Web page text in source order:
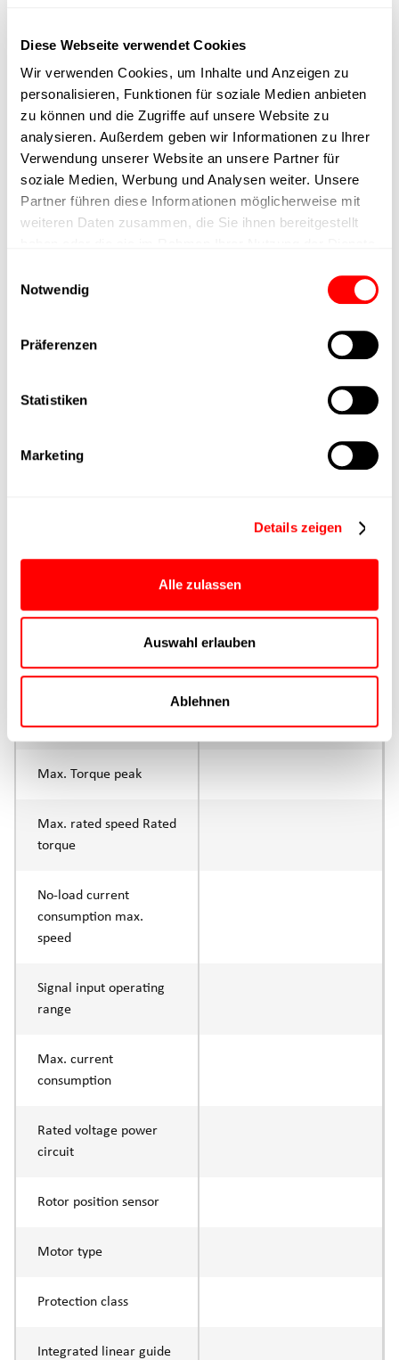
Diese Webseite verwendet Cookies
Wir verwenden Cookies, um Inhalte und Anzeigen zu
personalisieren, Funktionen für soziale Medien anbieten
zu können und die Zugriffe auf unsere Website zu
analysieren. Außerdem geben wir Informationen zu Ihrer
Verwendung unserer Website an unsere Partner für
soziale Medien, Werbung und Analysen weiter. Unsere
Partner führen diese Informationen möglicherweise mit
weiteren Daten zusammen, die Sie ihnen bereitgestellt
Notwendig
Präferenzen
Statistiken
Marketing
Details zeigen
Alle zulassen
Auswahl erlauben
Ablehnen
Nominal force
Max. Holder force
Product group
Max. feed force Fx tip
continuous operation
Max. Torque peak
Max. rated speed Rated
torque
No-load current
consumption max.
speed
Signal input operating
range
Max. current
consumption
Rated voltage power
circuit
Rotor position sensor
Motor type
Protection class
Integrated linear guide